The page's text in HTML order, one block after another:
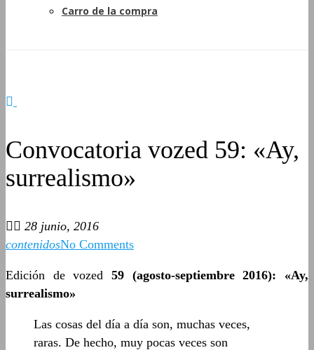
Carro de la compra
Convocatoria vozed 59: «Ay,
surrealismo»
28 junio, 2016
contenidosNo Comments
Edición de vozed 59 (agosto-septiembre 2016): «Ay,
surrealismo»
Las cosas del día a día son, muchas veces,
raras. De hecho, muy pocas veces son